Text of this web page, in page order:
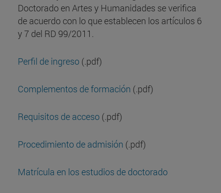
Doctorado en Artes y Humanidades se verifica
de acuerdo con lo que establecen los artículos 6
y 7 del RD 99/2011.
Perfil de ingreso(.pdf)
Complementos de formación (.pdf)
Requisitos de acceso(.pdf)
Procedimiento de admisión (.pdf)
Matrícula en los estudios de doctorado